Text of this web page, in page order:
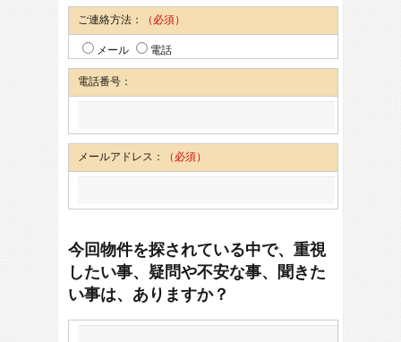
ご連絡方法：
（必須）
メール
電話
電話番号：
メールアドレス： （必須）
今回物件を探されている中で、重視
したい事、疑問や不安な事、聞きた
い事は、ありますか？